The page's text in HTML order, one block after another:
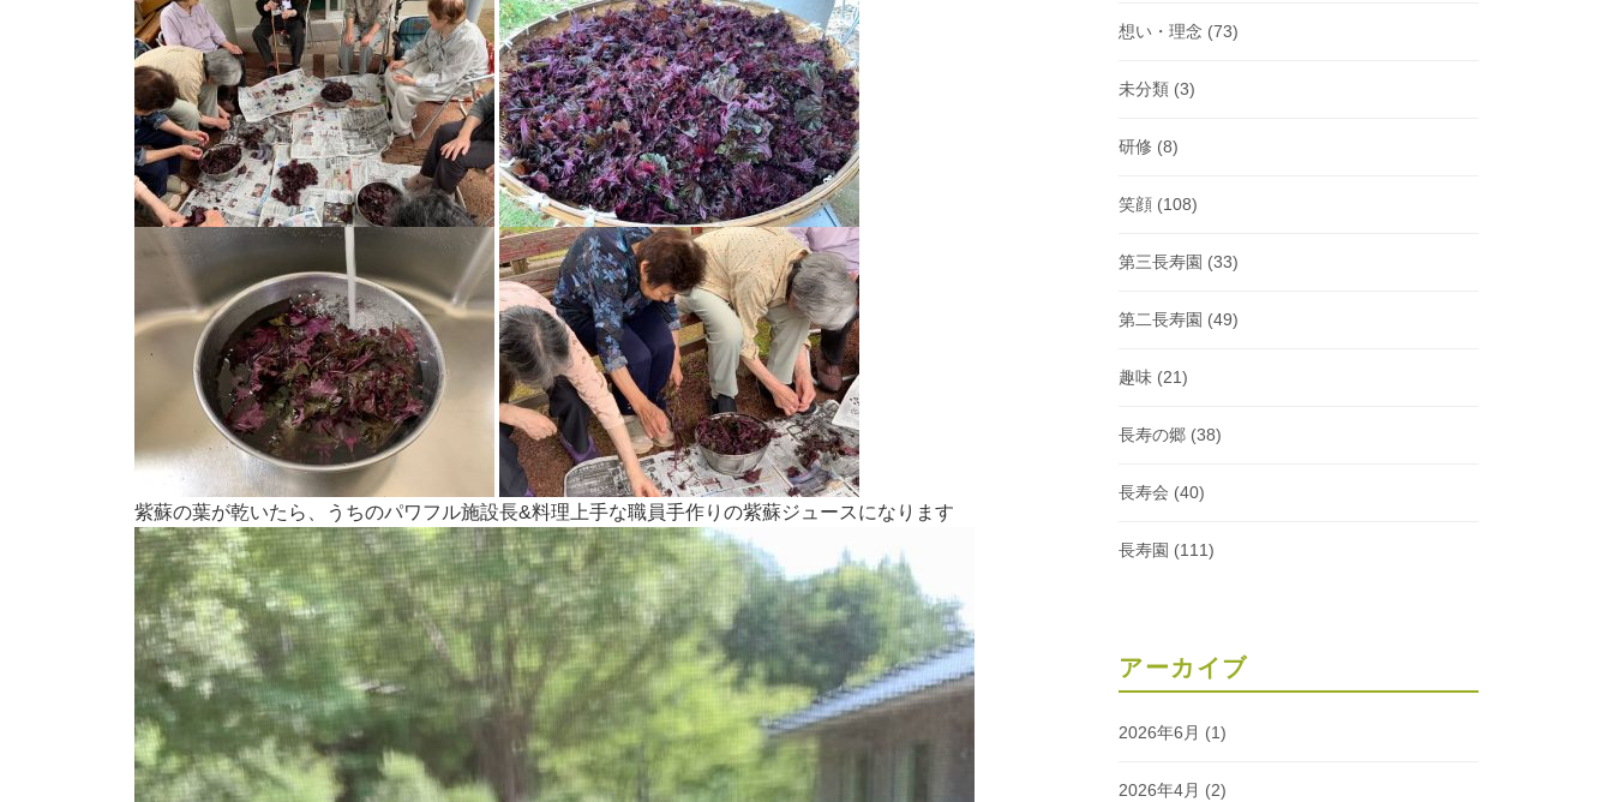
紫蘇の葉が乾いたら、うちのパワフル施設長&料理上手な職員手作りの紫蘇ジュースになります
想い・理念 (73)
未分類 (3)
研修 (8)
笑顔 (108)
第三長寿園 (33)
第二長寿園 (49)
趣味 (21)
長寿の郷 (38)
長寿会 (40)
長寿園 (111)
アーカイブ
2026年6月 (1)
2026年4月 (2)